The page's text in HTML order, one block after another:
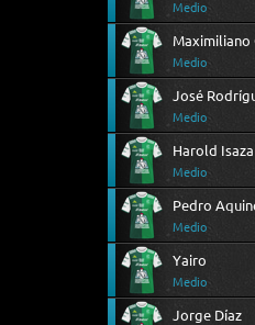
Medio
Maximiliano
Medio
José
Medio
Harold Isaza
Medio
Pedro
Medio
Yairo
Medio
Jorge Díaz